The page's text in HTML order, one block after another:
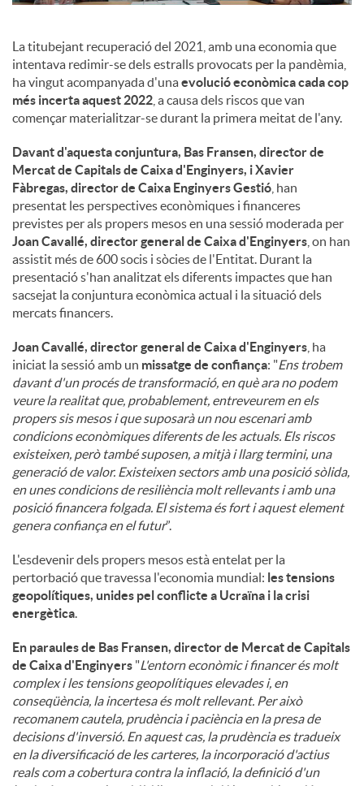
g
u
t
s
La titubejant recuperació del 2021, amb una economia que
intentava redimir-se dels estralls provocats per la pandèmia,
ha vingut acompanyada d'unaevolució econòmica cada cop
més incerta aquest 2022 , a causa dels riscos que van
començar materialitzar-se durant la primera meitat de l'any.
Davant d'aquesta conjuntura, Bas Fransen, director de
Mercat de Capitals de Caixa d'Enginyers, i Xavier
Fàbregas, director de Caixa Enginyers Gestió , han
presentat les perspectives econòmiques i financeres
previstes per als propers mesos en una sessió moderada per
Joan Cavallé, director general de Caixa d'Enginyers , on han
assistit més de 600 socis i sòcies de l'Entitat. Durant la
presentació s'han analitzat els diferents impactes que han
sacsejat la conjuntura econòmica actual i la situació dels
mercats financers.
Joan Cavallé, director general de Caixa d'Enginyers , ha
iniciat la sessió amb un missatge de confiança: "Ens trobem
davant d'un procés de transformació, en què ara no podem
veure la realitat que, probablement, entreveurem en els
propers sis mesos i que suposarà un nou escenari amb
condicions econòmiques diferents de les actuals. Els riscos
existeixen, però també suposen, a mitjà i llarg termini, una
generació de valor. Existeixen sectors amb una posició sòlida,
en unes condicions de resiliència molt rellevants i amb una
posició financera folgada. El sistema és fort i aquest element
genera confiança en el futur”.
L'esdevenir dels propers mesos està entelat per la
pertorbació que travessa l'economia mundial: les tensions
geopolítiques, unides pel conflicte a Ucraïna i la crisi
energètica.
En paraules de Bas Fransen, director de Mercat de Capitals
de Caixa d'Enginyers "L'entorn econòmic i financer és molt
complex i les tensions geopolítiques elevades i, en
conseqüència, la incertesa és molt rellevant. Per això
recomanem cautela, prudència i paciència en la presa de
decisions d'inversió. En aquest cas, la prudència es tradueix
en la diversificació de les carteres, la incorporació d'actius
reals com a cobertura contra la inflació, la definició d'un